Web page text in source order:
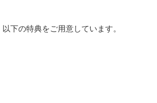
下の特典をご用意しています。